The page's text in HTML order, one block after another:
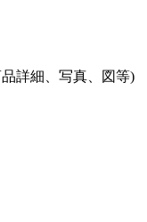
詳細、写真、図等)